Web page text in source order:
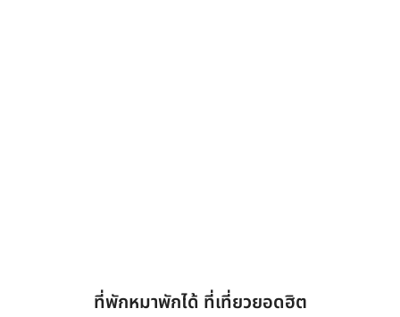
ที่พักหมาพักได้ ที่เที่ยวยอดฮิต